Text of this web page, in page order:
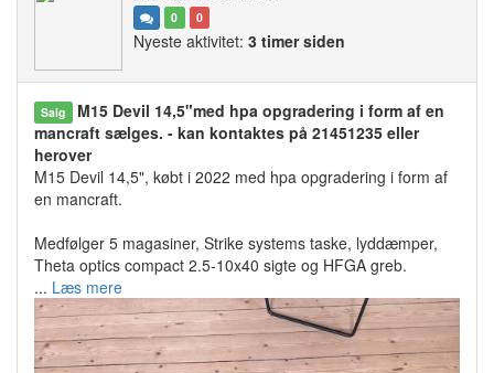
0 0
Nyeste aktivitet: 3 timer siden
Salg
M15 Devil 14,5"med hpa opgradering i form af en
mancraft sælges. - kan kontaktes på 21451235 eller
herover
M15 Devil 14,5", købt i 2022 med hpa opgradering i form af
en mancraft.
Medfølger 5 magasiner, Strike systems taske, lyddæmper,
Theta optics compact 2.5-10x40 sigte og HFGA greb.
... Læs mere